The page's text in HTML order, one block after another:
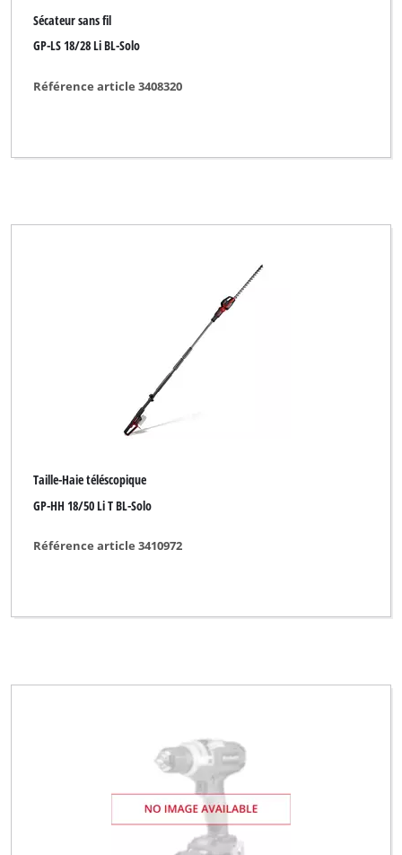
Sécateur sans fil
GP-LS 18/28 Li BL-Solo
Référence article 3408320
Taille-Haie téléscopique
GP-HH 18/50 Li T BL-Solo
Référence article 3410972